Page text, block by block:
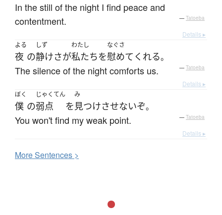
In the still of the night I find peace and
contentment.
— Tatoeba
Details ▸
よる
夜 の
しず
静けさが
わたし
私たちを
なぐさ
慰めて くれる。
The silence of the night comforts us. — Tatoeba
Details ▸
ぼく
僕 の
じゃくてん
弱点 を
み
見つけさせないぞ。
You won't find my weak point. — Tatoeba
Details ▸
MoreSentences >